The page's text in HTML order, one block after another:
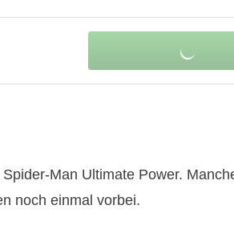
Man Ultimate Power.
noch einmal vorbei.